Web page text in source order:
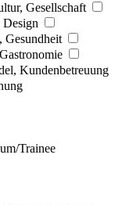
Gesellschaft
Gesundheit
Kundenbetreuung
Trainee